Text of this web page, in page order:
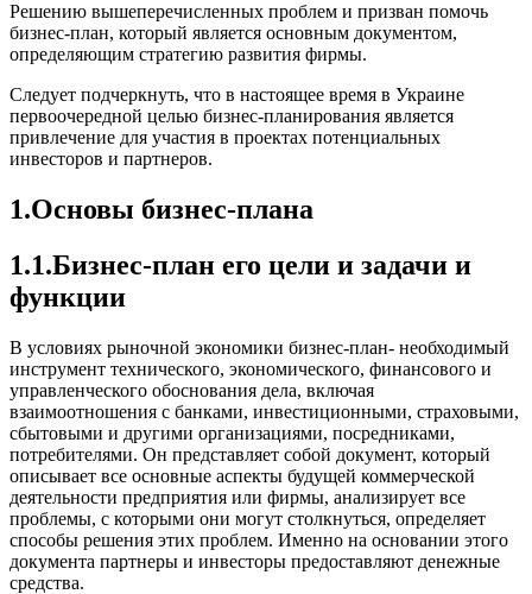
Решению вышеперечисленных проблем и призван помочь
бизнес-план, который является основным документом,
определяющим стратегию развития фирмы.
Следует подчеркнуть, что в настоящее время в Украине
первоочередной целью бизнес-планирования является
привлечение для участия в проектах потенциальных
инвесторов и партнеров.
1.Основы бизнес-плана
1.1.Бизнес-план его цели и задачи и
функции
В условиях рыночной экономики бизнес-план- необходимый
инструмент технического, экономического, финансового и
управленческого обоснования дела, включая
взаимоотношения с банками, инвестиционными, страховыми,
сбытовыми и другими организациями, посредниками,
потребителями. Он представляет собой документ, который
описывает все основные аспекты будущей коммерческой
деятельности предприятия или фирмы, анализирует все
проблемы, с которыми они могут столкнуться, определяет
способы решения этих проблем. Именно на основании этого
документа партнеры и инвесторы предоставляют денежные
средства.